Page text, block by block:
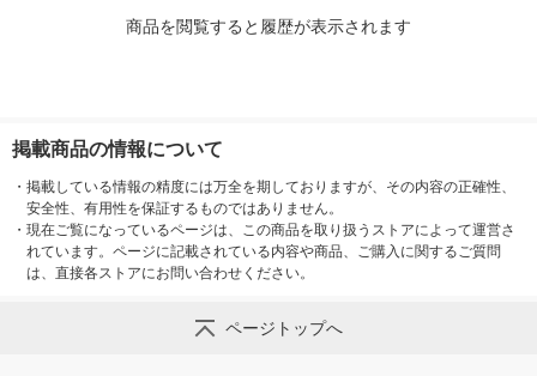
商品を閲覧すると履歴が表示されます
掲載商品の情報について
・ 掲載している情報の精度には万全を期しておりますが、その内容の正確性、
安全性、有用性を保証するものではありません。
・ 現在ご覧になっているページは、この商品を取り扱うストアによって運営さ
れています。ページに記載されている内容や商品、ご購入に関するご質問
は、直接各ストアにお問い合わせください。
ページトップへ